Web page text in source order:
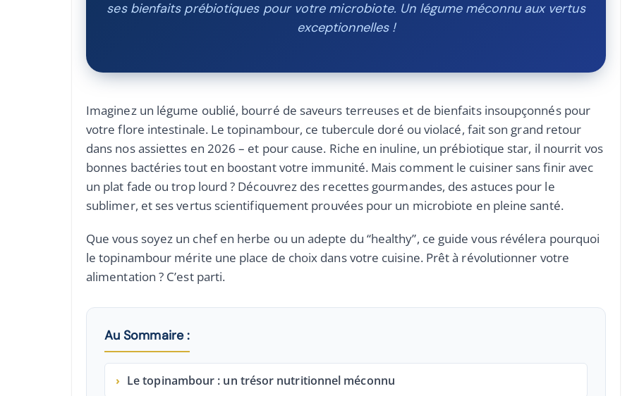
ses bienfaits prébiotiques pour votre microbiote. Un légume méconnu aux vertus
exceptionnelles !
Imaginez un légume oublié, bourré de saveurs terreuses et de bienfaits insoupçonnés pour
votre flore intestinale. Le topinambour, ce tubercule doré ou violacé, fait son grand retour
dans nos assiettes en 2026 – et pour cause. Riche en inuline, un prébiotique star, il nourrit vos
bonnes bactéries tout en boostant votre immunité. Mais comment le cuisiner sans finir avec
un plat fade ou trop lourd ? Découvrez des recettes gourmandes, des astuces pour le
sublimer, et ses vertus scientifiquement prouvées pour un microbiote en pleine santé.
Que vous soyez un chef en herbe ou un adepte du “healthy”, ce guide vous révélera pourquoi
le topinambour mérite une place de choix dans votre cuisine. Prêt à révolutionner votre
alimentation ? C’est parti.
Au Sommaire :
› Le topinambour : un trésor nutritionnel méconnu